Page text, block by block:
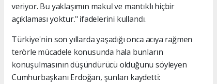
veriyor. Bu yaklaşımın makul ve mantıklı hiçbir
açıklaması yoktur." ifadelerini kullandı.
Türkiye'nin son yıllarda yaşadığı onca acıya rağmen
terörle mücadele konusunda hala bunların
konuşulmasının düşündürücü olduğunu söyleyen
Cumhurbaşkanı Erdoğan, şunları kaydetti: